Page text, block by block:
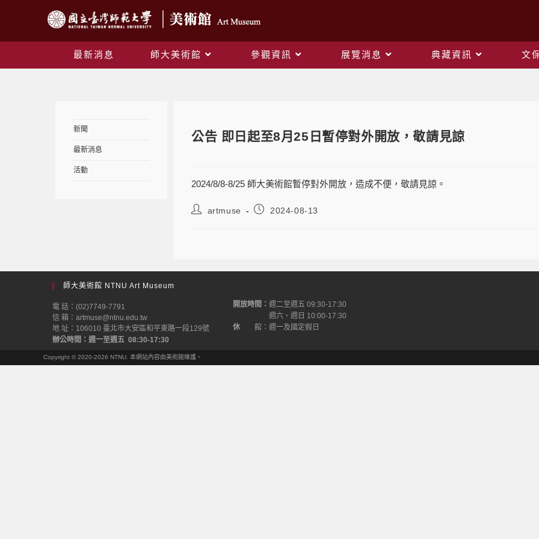
最新消息 師大美術館 參觀資訊 展覽消息 典藏資訊 文
新聞
最新消息
活動
公告 即日起至8月25日暫停對外開放，敬請見諒
2024/8/8-8/25 師大美術館暫停對外開放，造成不便，敬請見諒。
artmuse 2024-08-13
師大美術館 NTNU Art Museum
電 話：(02)7749-7791
信 箱：artmuse@ntnu.edu.tw
地 址：106010 臺北市大安區和平東路一段129號
辦公時間：週一至週五 08:30-17:30
開放時間： 週二至週五 09:30-17:30
週六、週日 10:00-17:30
休 館：週一及國定假日
Copyright © 2020-2026 NTNU. 本網站內容由美術館維護。